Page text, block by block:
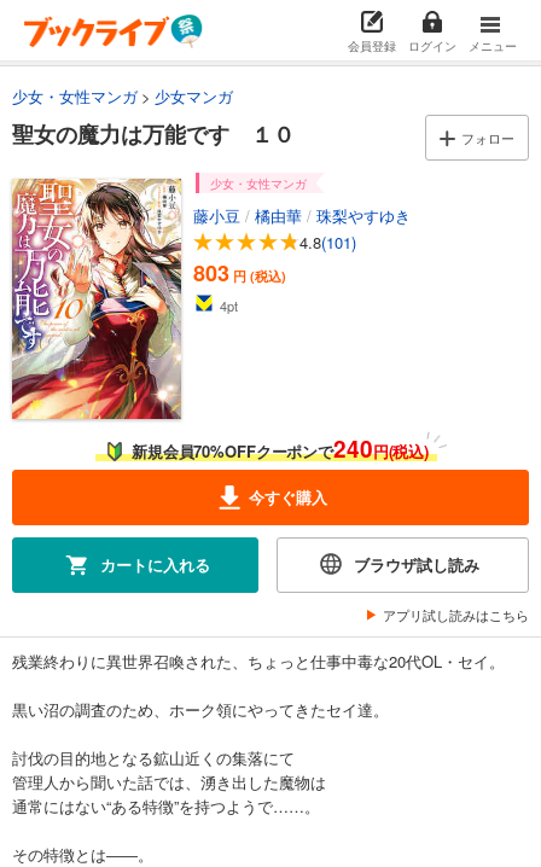
会員登録 ログイン メニュー
少女・女性マンガ 少女マンガ
聖女の魔力は万能です １０ フォロー
少女・女性マンガ
藤小豆 / 橘由華 / 珠梨やすゆき
4.8(101)
803 円 (税込)
4pt
新規会員70%OFFクーポンで240円(税込)
今すぐ購入
カートに入れる ブラウザ試し読み
アプリ試し読みはこちら
残業終わりに異世界召喚された、ちょっと仕事中毒な20代OL・セイ。
黒い沼の調査のため、ホーク領にやってきたセイ達。
討伐の目的地となる鉱山近くの集落にて
管理人から聞いた話では、湧き出した魔物は
通常にはない“ある特徴”を持つようで……。
その特徴とは――。